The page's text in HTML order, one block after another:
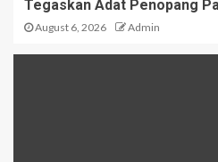
Tegaskan Adat Penopang
August 6, 2026 Admin